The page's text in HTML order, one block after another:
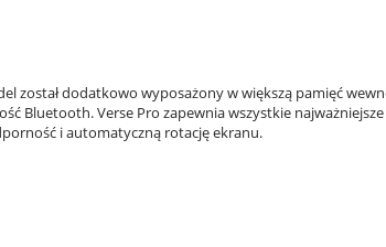
został dodatkowo wyposażony w większą pamięć
Bluetooth. Verse Pro zapewnia wszystkie
i automatyczną rotację ekranu.